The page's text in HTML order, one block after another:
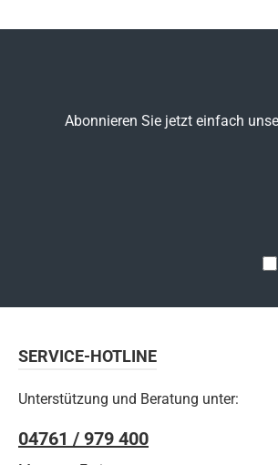
Abonnieren Sie jetzt einfach
SERVICE-HOTLINE
Unterstützung und Beratung unter:
04761 / 979 400